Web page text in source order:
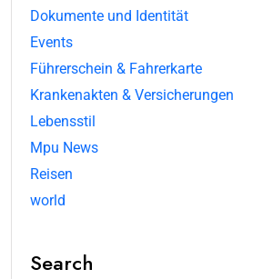
Dokumente und Identität
Events
Führerschein & Fahrerkarte
Krankenakten & Versicherungen
Lebensstil
Mpu News
Reisen
world
Search